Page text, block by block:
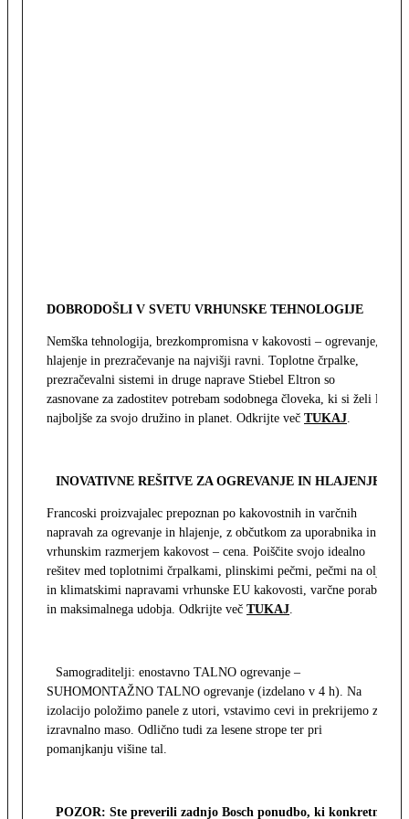
DOBRODOŠLI V SVETU VRHUNSKE TEHNOLOGIJE
Nemška tehnologija, brezkompromisna v kakovosti – ogrevanje,
hlajenje in prezračevanje na najvišji ravni. Toplotne črpalke,
prezračevalni sistemi in druge naprave Stiebel Eltron so
zasnovane za zadostitev potrebam sodobnega človeka, ki si želi le
najboljše za svojo družino in planet. Odkrijte več TUKAJ
INOVATIVNE REŠITVE ZA OGREVANJE IN HLAJENJE
Francoski proizvajalec prepoznan po kakovostnih in varčnih
napravah za ogrevanje in hlajenje, z občutkom za uporabnika in z
vrhunskim razmerjem kakovost – cena. Poiščite svojo idealno
rešitev med toplotnimi črpalkami, plinskimi pečmi, pečmi na olje
in klimatskimi napravami vrhunske EU kakovosti, varčne porabe
in maksimalnega udobja. Odkrijte več TUKAJ
Samograditelji: enostavno TALNO ogrevanje –
SUHOMONTAŽNO TALNO ogrevanje (izdelano v 4 h). Na
izolacijo položimo panele z utori, vstavimo cevi in prekrijemo z
izravnalno maso. Odlično tudi za lesene strope ter pri
pomanjkanju višine tal.
POZOR: Ste preverili zadnjo Bosch ponudbo, ki konkretno